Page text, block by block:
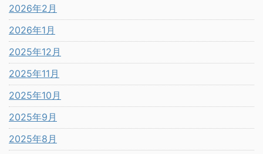
2026年2月
2026年1月
2025年12月
2025年11月
2025年10月
2025年9月
2025年8月